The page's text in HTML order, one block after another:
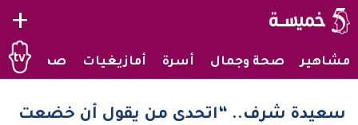
+
مشاهير صحة وجمال أسرة أمازيغيات صحراويات
سعيدة شرف.. “اتحدى من يقول أن خضعت